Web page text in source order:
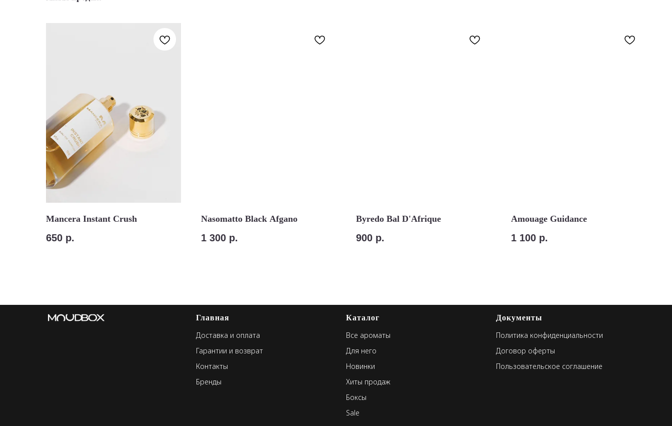
Mancera Instant Crush
650 р.
Nasomatto Black Afgano
1 300 р.
Byredo Bal D'Afrique
900 р.
Amouage Guidance
1 100 р.
Главная
Доставка и оплата
Гарантии и возврат
Контакты
Бренды
Каталог
Все ароматы
Для него
Новинки
Хиты продаж
Боксы
Sale
Документы
Политика конфиденциальности
Договор оферты
Пользовательское соглашение